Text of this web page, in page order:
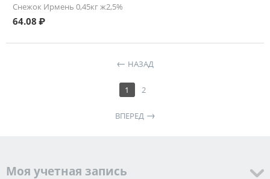
Снежок Ирмень 0,45кг ж2,5%
64.08 ₽
НАЗАД
1 2
ВПЕРЕД
Моя учетная запись